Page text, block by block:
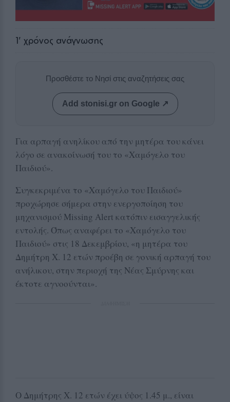
1' χρόνος ανάγνωσης
Προσθέστε το Νησί στις αναζητήσεις σας
Add stonisi.gr on Google ↗
Για αρπαγή ανηλίκου από την μητέρα του κάνει
λόγο σε ανακοίνωσή του το «Χαμόγελο του
Παιδιού».
Συγκεκριμένα το «Χαμόγελο του Παιδιού»
προχώρησε σήμερα στην ενεργοποίηση του
μηχανισμού Missing Alert κατόπιν εισαγγελικής
εντολής. Όπως αναφέρει το «Χαμόγελο του
Παιδιού» στις 18 Δεκεμβρίου, «η μητέρα του
Δημήτρη Χ. 12 ετών προέβη σε γονική αρπαγή του
ανήλικου, στην περιοχή της Νέας Σμύρνης και
έκτοτε αγνοούνται».
O Δημήτρης Χ. 12 ετών έχει ύψος 1.45 μ., είναι